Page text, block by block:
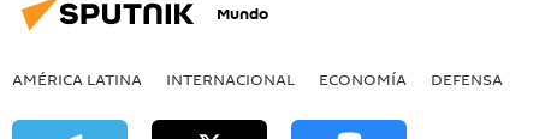
Mundo
AMÉRICA LATINA INTERNACIONAL ECONOMÍA DEFENSA